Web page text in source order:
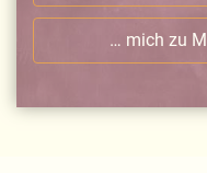
… mich zu